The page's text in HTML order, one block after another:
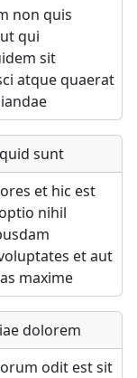
non quis
qui
sit
atque quaerat
sunt
et hic est
nihil
et aut
maxime
dolorem
odit est sit